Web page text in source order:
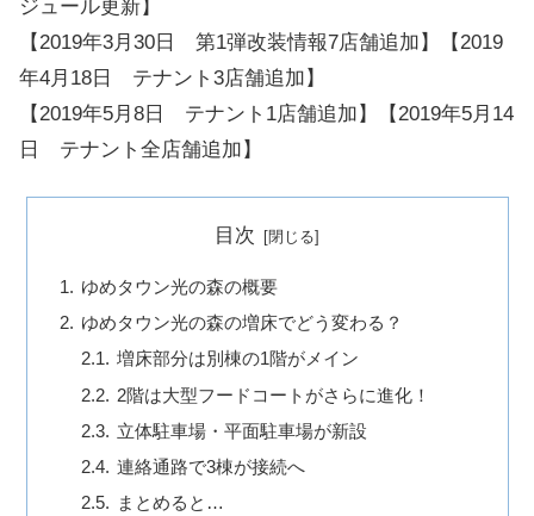
ジュール更新】
【2019年3月30日 第1弾改装情報7店舗追加】【2019
年4月18日 テナント3店舗追加】
【2019年5月8日 テナント1店舗追加】【2019年5月14
日 テナント全店舗追加】
目次
ゆめタウン光の森の概要
ゆめタウン光の森の増床でどう変わる？
増床部分は別棟の1階がメイン
2階は大型フードコートがさらに進化！
立体駐車場・平面駐車場が新設
連絡通路で3棟が接続へ
まとめると…